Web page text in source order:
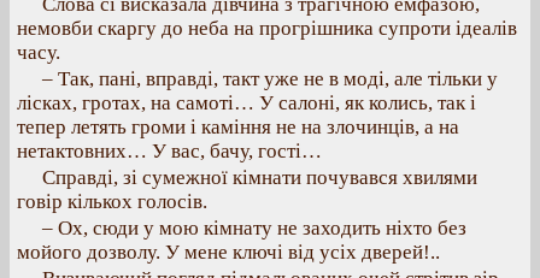
немовби скаргу до неба на прогрішника супроти ідеалів
часу.
– Так, пані, вправді, такт уже не в моді, але тільки у
лісках, гротах, на самоті… У салоні, як колись, так і
тепер летять громи і каміння не на злочинців, а на
нетактовних… У вас, бачу, гості…
Справді, зі сумежної кімнати почувався хвилями
говір кількох голосів.
– Ох, сюди у мою кімнату не заходить ніхто без
мойого дозволу. У мене ключі від усіх дверей!..